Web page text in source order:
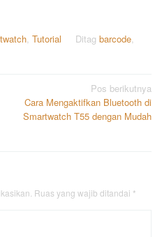
, Tutorial Ditag barcode,
Pos berikutnya
Cara Mengaktifkan Bluetooth di
Smartwatch T55 dengan Mudah
Ruas yang wajib ditandai *